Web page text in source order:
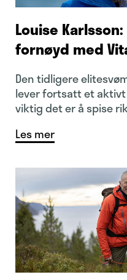
Louise
fornøyd med
Den tidligere
lever fortsatt et
viktig det er å spise
Les mer